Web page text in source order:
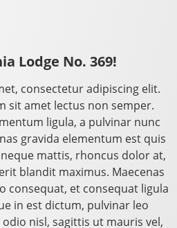
Lodge No. 369!
consectetur adipiscing elit.
sit amet lectus non semper.
ligula, a pulvinar nunc
gravida elementum est quis
mattis, rhoncus dolor at,
blandit maximus. Maecenas
consequat, et consequat ligula
in est dictum, pulvinar leo
nisl, sagittis ut mauris vel,